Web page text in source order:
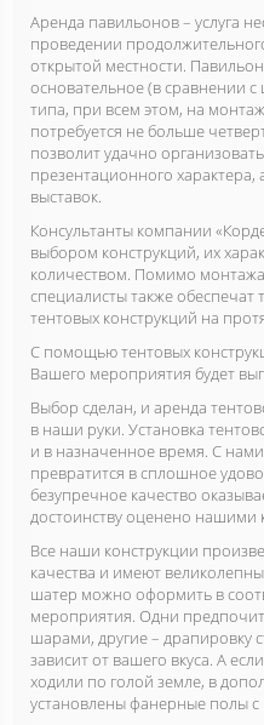
Аренда павильонов – услуга
проведении
открытой местности.
основательное (в сравнении
типа, при всем этом, на
потребуется не больше
позволит удачно
презентационного характера,
выставок.
Консультанты компании
выбором конструкций, их
количеством. Помимо
специалисты также обеспечат
тентовых конструкций на
С помощью тентовых
Вашего мероприятия будет
Выбор сделан, и аренда
в наши руки. Установка
и в назначенное время. С
превратится в сплошное
безупречное качество
достоинству оценено нашими
Все наши конструкции
качества и имеют
шатер можно оформить в
мероприятия. Одни
шарами, другие – драпировку
зависит от вашего вкуса. А
ходили по голой земле, в
установлены фанерные полы